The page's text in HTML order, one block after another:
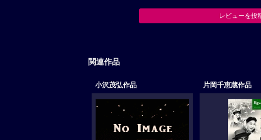
レビューを投
関連作品
小沢茂弘作品 片岡千恵蔵作品